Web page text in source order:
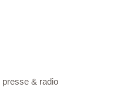
presse & radio